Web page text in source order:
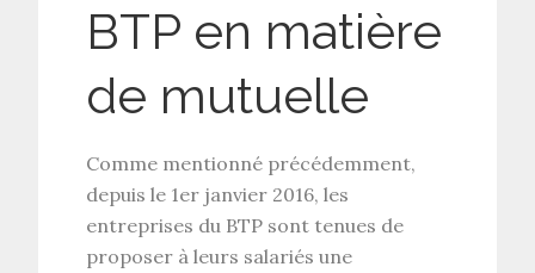
BTP en matière
de mutuelle
Comme mentionné précédemment,
depuis le 1er janvier 2016, les
entreprises du BTP sont tenues de
proposer à leurs salariés une